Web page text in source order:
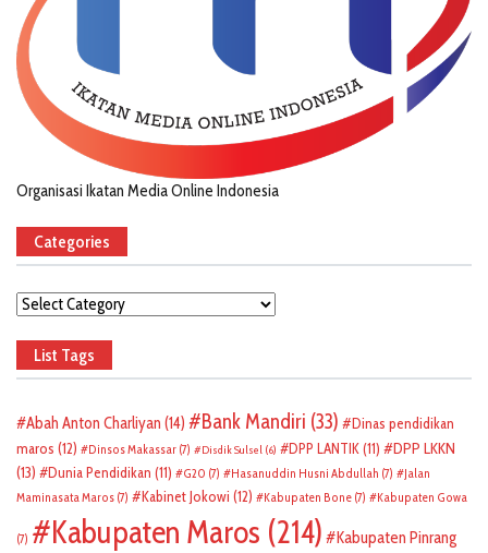
Organisasi Ikatan Media Online Indonesia
Categories
Categories
List Tags
Abah Anton Charliyan (14) Bank Mandiri (33)
Dinas pendidikan
maros (12) Dinsos Makassar (7) Disdik Sulsel (6) DPP LANTIK(11)
DPP LKKN
(13)
Dunia Pendidikan (11) G20 (7) Hasanuddin Husni Abdullah (7)
Jalan
Maminasata Maros (7) Kabinet Jokowi (12) Kabupaten Bone (7) Kabupaten Gowa
(7) Kabupaten Maros (214)
Kabupaten Pinrang